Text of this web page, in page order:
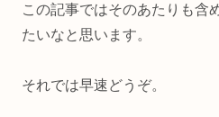
この記事ではそのあたりも含
たいなと思います。
それでは早速どうぞ。